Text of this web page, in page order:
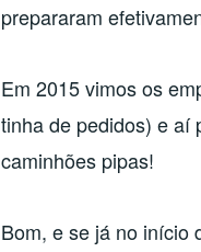
prepararam
Em 2015 vimos os
tinha de pedidos) e aí
caminhões pipas!
Bom, e se já no início